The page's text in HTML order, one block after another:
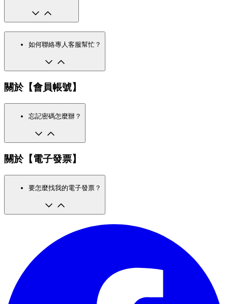
如何聯絡專人客服幫忙？
關於【會員帳號】
忘記密碼怎麼辦？
關於【電子發票】
要怎麼找我的電子發票？